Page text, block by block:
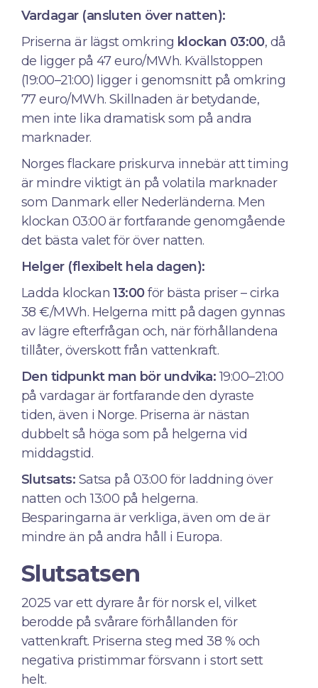
Vardagar (ansluten över natten):
Priserna är lägst omkring klockan 03:00, då
de ligger på 47 euro/MWh. Kvällstoppen
(19:00–21:00) ligger i genomsnitt på omkring
77 euro/MWh. Skillnaden är betydande,
men inte lika dramatisk som på andra
marknader.
Norges flackare priskurva innebär att timing
är mindre viktigt än på volatila marknader
som Danmark eller Nederländerna. Men
klockan 03:00 är fortfarande genomgående
det bästa valet för över natten.
Helger (flexibelt hela dagen):
Ladda klockan13:00för bästa priser – cirka
38 €/MWh. Helgerna mitt på dagen gynnas
av lägre efterfrågan och, när förhållandena
tillåter, överskott från vattenkraft.
Den tidpunkt man bör undvika:19:00–21:00
på vardagar är fortfarande den dyraste
tiden, även i Norge. Priserna är nästan
dubbelt så höga som på helgerna vid
middagstid.
Slutsats: Satsa på 03:00 för laddning över
natten och 13:00 på helgerna.
Besparingarna är verkliga, även om de är
mindre än på andra håll i Europa.
Slutsatsen
2025 var ett dyrare år för norsk el, vilket
berodde på svårare förhållanden för
vattenkraft. Priserna steg med 38 % och
negativa pristimmar försvann i stort sett
helt.